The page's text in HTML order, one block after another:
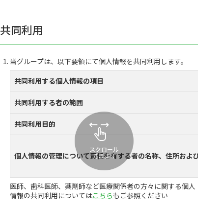
共同利用
当グループは、以下要領にて個人情報を共同利用します。
共同利用する個人情報の項目
共同利用する者の範囲
共同利用目的
個人情報の管理について責任を有する者の名称、住所および代表
スクロール
できます
医師、歯科医師、薬剤師など医療関係者の方々に関する個人
情報の共同利用についてはこちらもご参照ください